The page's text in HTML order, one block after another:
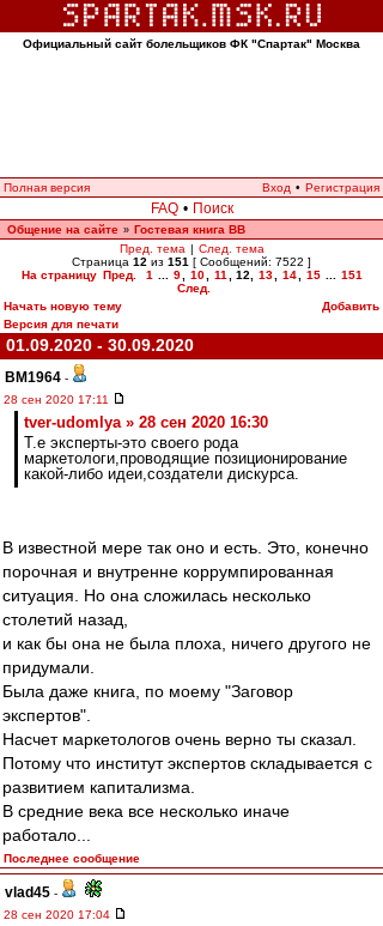
Официальный сайт болельщиков ФК "Спартак" Москва
Полная версия Вход • Регистрация
FAQ • Поиск
Общение на сайте » Гостевая книга ВВ
Пред. тема | След. тема
Страница 12 из 151 [ Сообщений: 7522 ]
На страницу Пред. 1 9 10 11 12 13 14 15
151
След.
Начать новую тему
Добавить
Версия для печати
01.09.2020 - 30.09.2020
BM1964 -
28 сен 2020 17:11
tver-udomlya » 28 сен 2020 16:30
Т.е эксперты-это своего рода
маркетологи,проводящие позиционирование
какой-либо идеи,создатели дискурса.
В известной мере так оно и есть. Это, конечно
порочная и внутренне коррумпированная
ситуация. Но она сложилась несколько
столетий назад,
и как бы она не была плоха, ничего другого не
придумали.
Была даже книга, по моему "Заговор
экспертов".
Насчет маркетологов очень верно ты сказал.
Потому что институт экспертов складывается с
развитием капитализма.
В средние века все несколько иначе
работало...
Последнее сообщение
vlad45 -
28 сен 2020 17:04